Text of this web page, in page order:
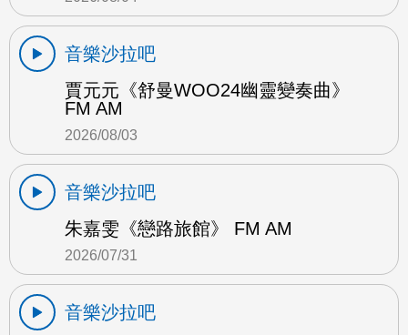
音樂沙拉吧
賈元元《舒曼WOO24幽靈變奏曲》
FM AM
2026/08/03
音樂沙拉吧
朱嘉雯《戀路旅館》 FM AM
2026/07/31
音樂沙拉吧